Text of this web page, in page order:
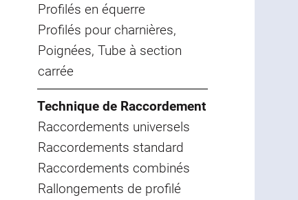
Profilés en équerre
Profilés pour charnières,
Poignées, Tube à section
carrée
Technique de Raccordement
Raccordements universels
Raccordements standard
Raccordements combinés
Rallongements de profilé